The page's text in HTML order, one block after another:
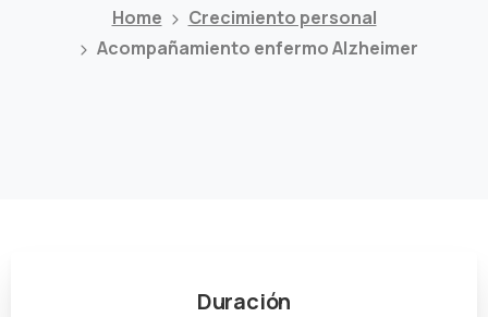
Home
Crecimiento personal
Acompañamiento enfermo Alzheimer
Duración